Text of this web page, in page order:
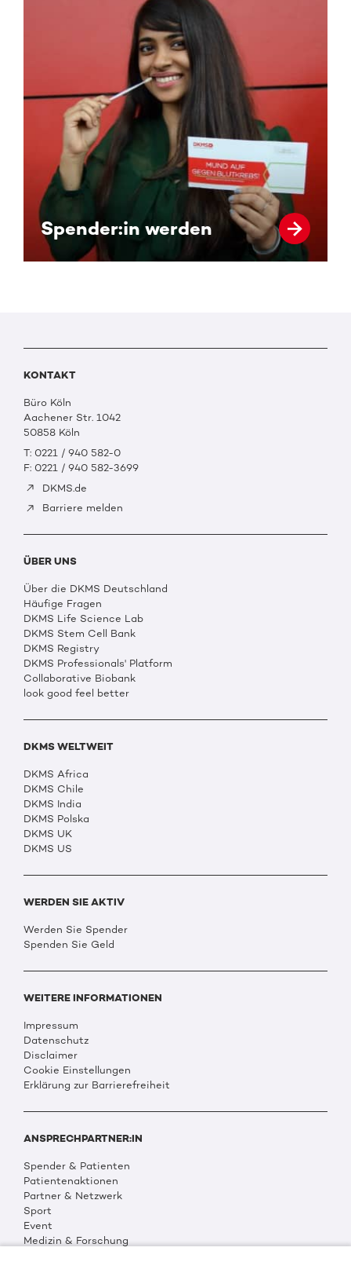
Spender:in werden
KONTAKT
Büro Köln
Aachener Str. 1042
50858 Köln
T: 0221 / 940 582-0
F: 0221 / 940 582-3699
DKMS.de
Barriere melden
ÜBER UNS
Über die DKMS Deutschland
Häufige Fragen
DKMS Life Science Lab
DKMS Stem Cell Bank
DKMS Registry
DKMS Professionals' Platform
Collaborative Biobank
look good feel better
DKMS WELTWEIT
DKMS Africa
DKMS Chile
DKMS India
DKMS Polska
DKMS UK
DKMS US
WERDEN SIE AKTIV
Werden Sie Spender
Spenden Sie Geld
WEITERE INFORMATIONEN
Impressum
Datenschutz
Disclaimer
Cookie Einstellungen
Erklärung zur Barrierefreiheit
ANSPRECHPARTNER:IN
Spender & Patienten
Patientenaktionen
Partner & Netzwerk
Sport
Event
Medizin & Forschung